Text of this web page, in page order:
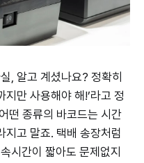
, 알고 계셨나요? 정확히
지만 사용해야 해!’라고 정
떤 종류의 바코드는 시간
지고 말죠. 택배 송장처럼
시간이 짧아도 문제없지